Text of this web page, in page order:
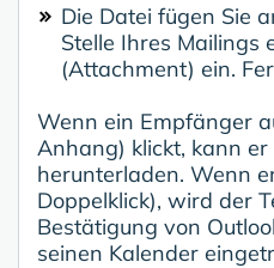
Die Datei fügen Sie
Stelle Ihres Mailings
(Attachment) ein.
Wenn ein Empfänger
Anhang) klickt, kann er
herunterladen. Wenn
Doppelklick), wird der
Bestätigung von
seinen Kalender